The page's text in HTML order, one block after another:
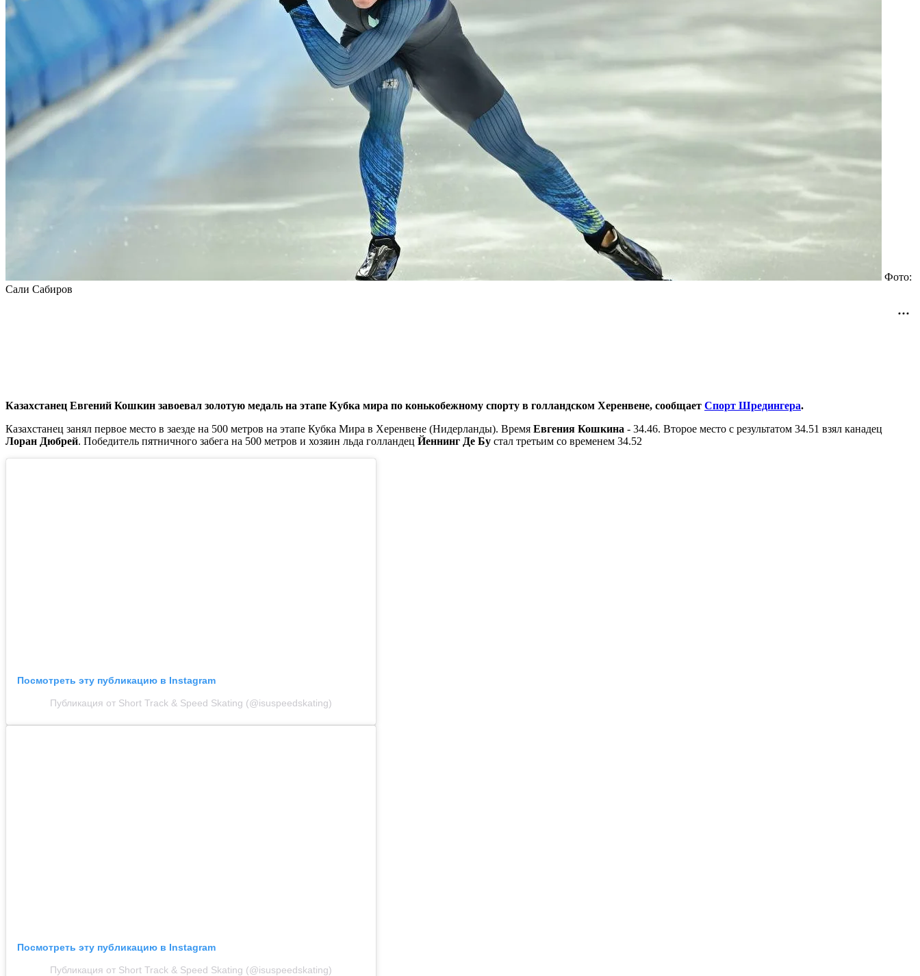
Фото:
Сали Сабиров
Казахстанец Евгений Кошкин завоевал золотую медаль на этапе Кубка мира по конькобежному спорту в голландском Херенвене, сообщает Спорт Шредингера.
Казахстанец занял первое место в заезде на 500 метров на этапе Кубка Мира в Херенвене (Нидерланды). Время Евгения Кошкина - 34.46. Второе место с результатом 34.51 взял канадец
Лоран Дюбрей. Победитель пятничного забега на 500 метров и хозяин льда голландец Йеннинг Де Бу стал третьим со временем 34.52
Посмотреть эту публикацию в Instagram
Публикация от Short Track & Speed Skating (@isuspeedskating)
Посмотреть эту публикацию в Instagram
Публикация от Short Track & Speed Skating (@isuspeedskating)